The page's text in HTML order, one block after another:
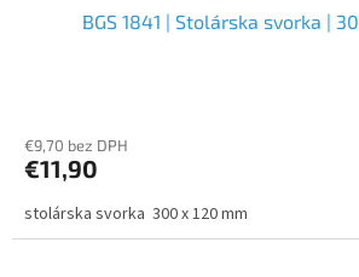
BGS 1841 | Stolárska svorka |
€9,70 bez DPH
€11,90
stolárska svorka 300 x 120 mm